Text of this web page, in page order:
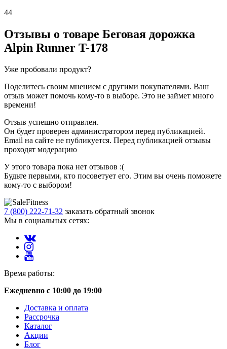
44
Отзывы о товаре Беговая дорожка
Alpin Runner T-178
Уже пробовали продукт?
Поделитесь своим мнением с другими покупателями. Ваш
отзыв может помочь кому-то в выборе. Это не займет много
времени!
Отзыв успешно отправлен.
Он будет проверен администратором перед публикацией.
Email на сайте не публикуется. Перед публикацией отзывы
проходят модерацию
У этого товара пока нет отзывов :(
Будьте первыми, кто посоветует его. Этим вы очень поможете
кому-то с выбором!
7 (800) 222-71-32 заказать обратный звонок
Мы в социальных сетях:
Время работы:
Ежедневно с 10:00 до 19:00
Доставка и оплата
Рассрочка
Каталог
Акции
Блог